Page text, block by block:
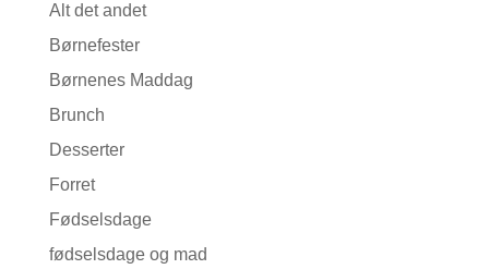
Alt det andet
Børnefester
Børnenes Maddag
Brunch
Desserter
Forret
Fødselsdage
fødselsdage og mad